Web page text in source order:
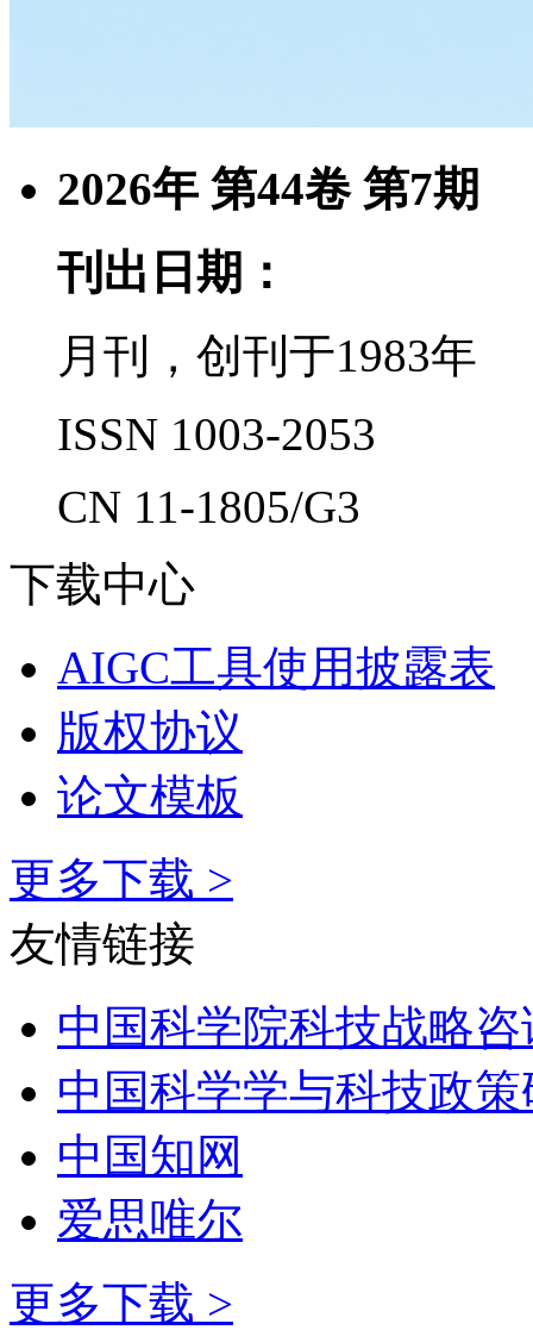
2026年 第44卷 第7期
刊出日期：
月刊，创刊于1983年
ISSN 1003-2053
CN 11-1805/G3
下载中心
AIGC工具使用披露表
版权协议
论文模板
更多下载 >
友情链接
中国科学院科技战略
中国科学学与科技政
中国知网
爱思唯尔
更多下载 >